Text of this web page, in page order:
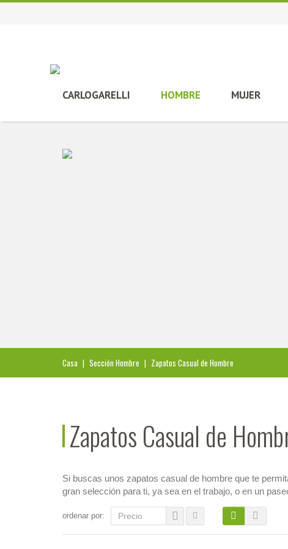
CARLOGARELLI HOMBRE MUJER
Casa | Sección Hombre | Zapatos Casual de Hombre
Zapatos Casual de
Si buscas unos zapatos casual de hombre que te
gran selección para ti, ya sea en el trabajo, o en un
ordenar por: Precio